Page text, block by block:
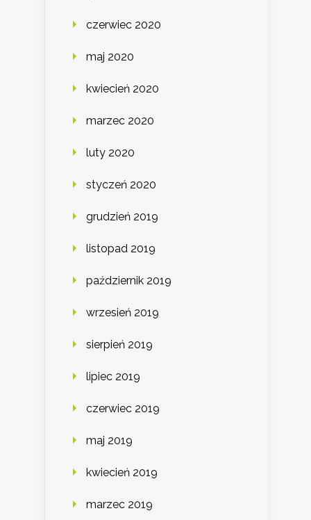
czerwiec 2020
maj 2020
kwiecień 2020
marzec 2020
luty 2020
styczeń 2020
grudzień 2019
listopad 2019
październik 2019
wrzesień 2019
sierpień 2019
lipiec 2019
czerwiec 2019
maj 2019
kwiecień 2019
marzec 2019